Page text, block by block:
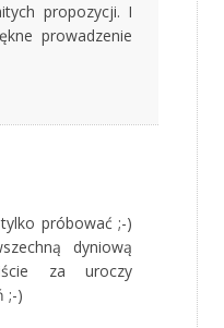
propozycji. I
prowadzenie
próbować ;-)
dyniową
za uroczy
;-)